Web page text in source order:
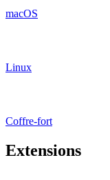
macOS
Linux
Coffre-fort
Extensions